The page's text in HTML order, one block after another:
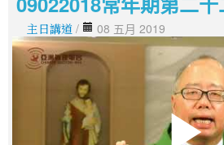
主日講道 / 08 五月 2019